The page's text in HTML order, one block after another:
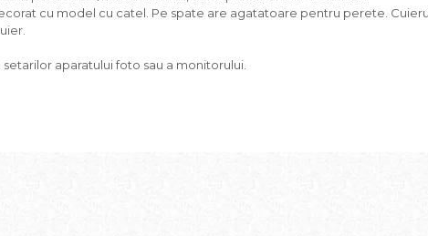
cu model cu catel. Pe spate are agatatoare pentru perete.
aparatului foto sau a monitorului.